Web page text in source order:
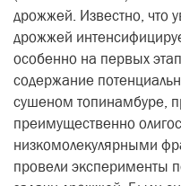
дрожжей. Известно, что
дрожжей
особенно на первых
содержание
сушеном топинамбуре,
преимущественно
низкомолекулярными
провели эксперименты